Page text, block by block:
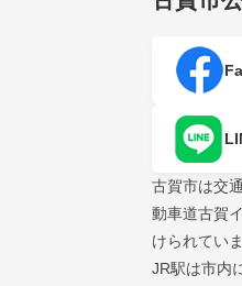
古賀市は交
動車道古賀
けられていま
JR駅は市内